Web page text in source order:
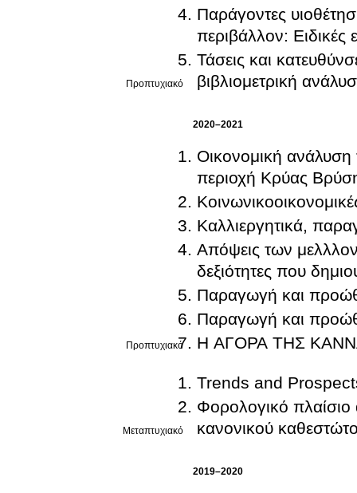
Προπτυχιακό
Παράγοντες
περιβάλλον: Ειδικές
Τάσεις και
βιβλιομετρική
2020–2021
Προπτυχιακό
Οικονομική ανάλυση
περιοχή Κρύας
Καλλιεργητικά,
Απόψεις των
δεξιότητες που
Παραγωγή και
Παραγωγή και
Η ΑΓΟΡΑ ΤΗΣ
Μεταπτυχιακό
Trends and
Φορολογικό πλαίσιο
κανονικού
2019–2020